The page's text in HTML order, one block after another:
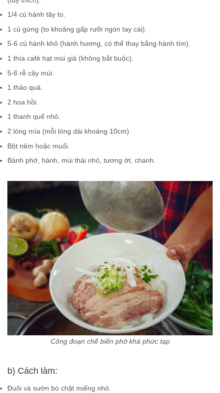
1/4 củ hành tây to.
1 củ gừng (to khoảng gấp rưỡi ngón tay cái).
5-6 củ hành khô (hành hương, có thể thay bằng hành tím).
1 thìa café hạt mùi già (không bắt buộc).
5-6 rễ cây mùi.
1 thảo quả.
2 hoa hồi.
1 thanh quế nhỏ.
2 lóng mía (mỗi lóng dài khoảng 10cm).
Bột nêm hoặc muối.
Bánh phở, hành, mùi thái nhỏ, tương ớt, chanh.
Công đoạn chế biến phở khá phức tạp
b) Cách làm:
Đuôi và sườn bò chặt miếng nhỏ.